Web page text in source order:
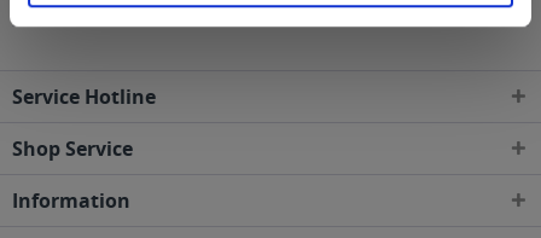
Service Hotline
Shop Service
Information